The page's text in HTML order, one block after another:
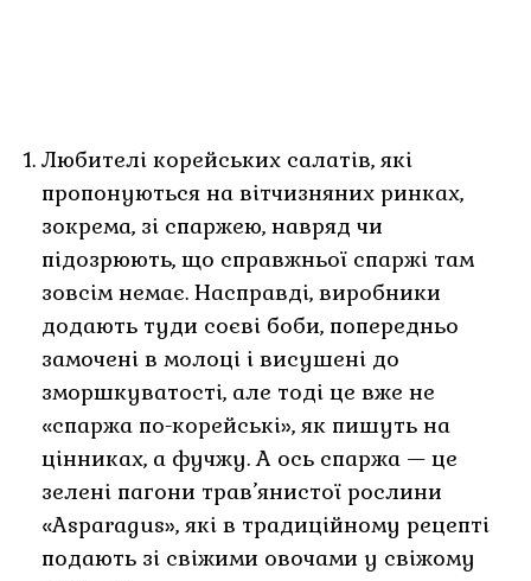
Любителі корейських салатів, які
пропонуються на вітчизняних ринках,
зокрема, зі спаржею, навряд чи
підозрюють, що справжньої спаржі там
зовсім немає. Насправді, виробники
додають туди соєві боби, попередньо
замочені в молоці і висушені до
зморшкуватості, але тоді це вже не
«спаржа по-корейські», як пишуть на
цінниках, а фучжу. А ось спаржа — це
зелені пагони трав’янистої рослини
«Asparagus», які в традиційному рецепті
подають зі свіжими овочами у свіжому